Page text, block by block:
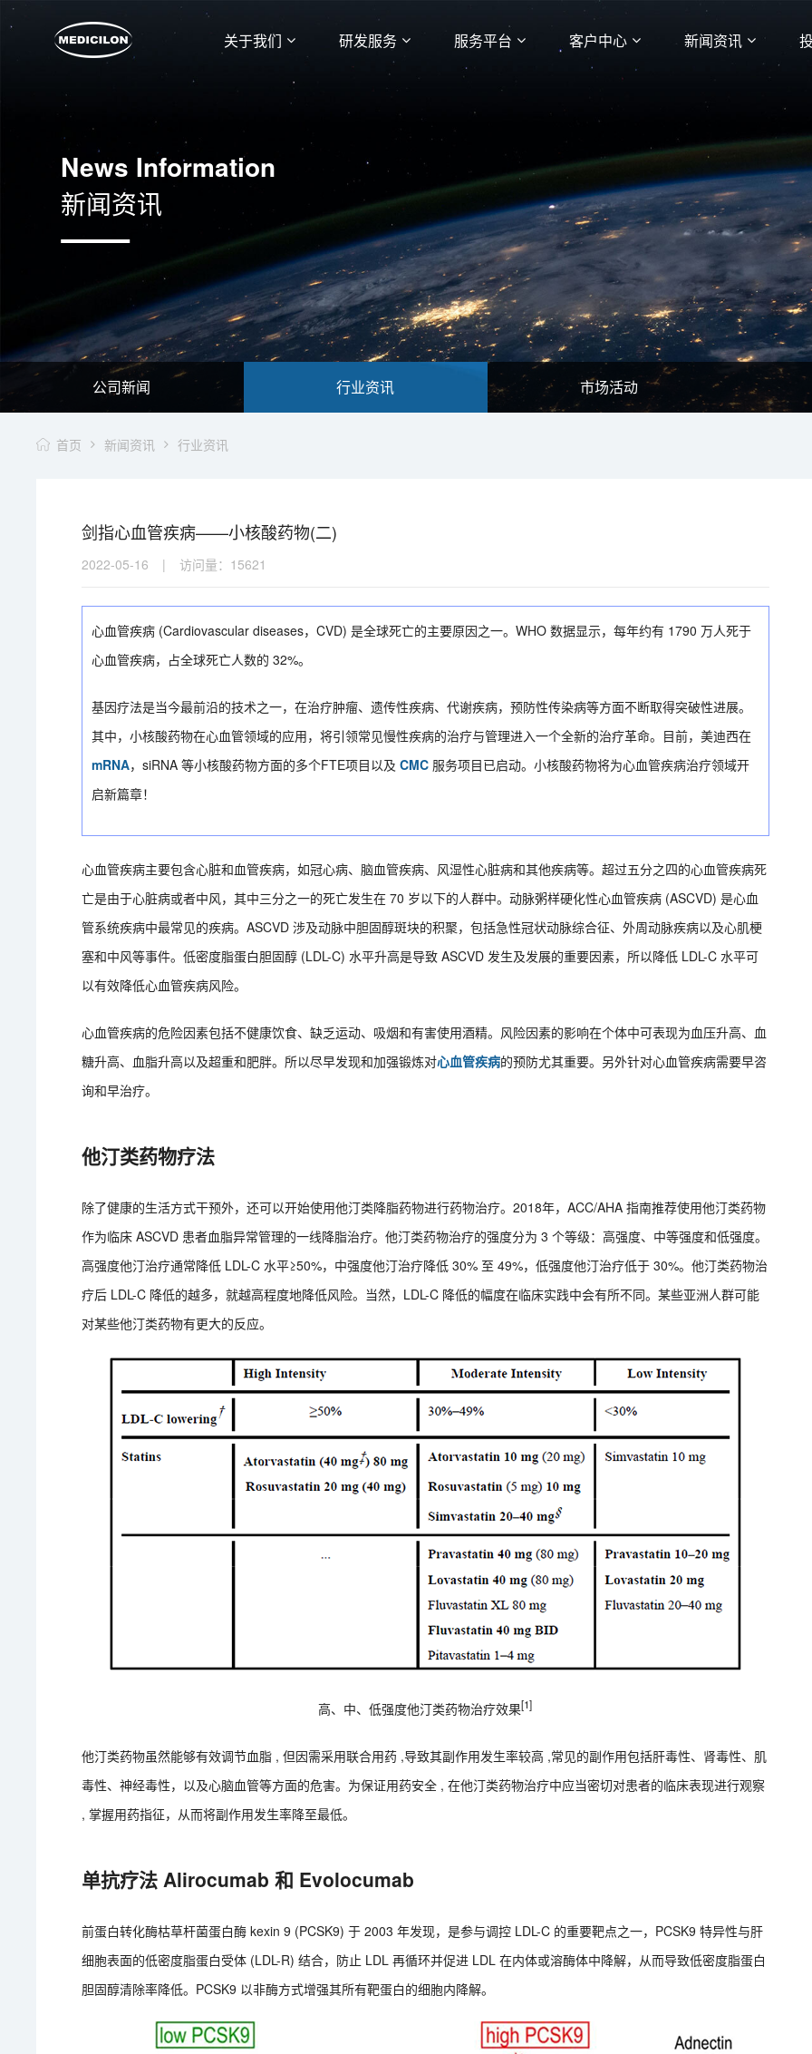
关于我们 研发服务 服务平台 客户中心 新闻资讯
News Information
新闻资讯
公司新闻 行业资讯 市场活动
首页 新闻资讯 行业资讯
剑指心血管疾病——小核酸药物(二)
2022-05-16 | 访问量： 15621
心血管疾病 (Cardiovascular diseases，CVD) 是全球死亡的主要原因之一。WHO 数据显示，每年约有 1790 万人死于
心血管疾病，占全球死亡人数的 32%。
基因疗法是当今最前沿的技术之一，在治疗肿瘤、遗传性疾病、代谢疾病，预防性传染病等方面不断取得突破性进展。
其中，小核酸药物在心血管领域的应用，将引领常见慢性疾病的治疗与管理进入一个全新的治疗革命。目前，美迪西在
mRNA，siRNA 等小核酸药物方面的多个FTE项目以及CMC 服务项目已启动。小核酸药物将为心血管疾病治疗领域开
启新篇章！
心血管疾病主要包含心脏和血管疾病，如冠心病、脑血管疾病、风湿性心脏病和其他疾病等。超过五分之四的心血管疾病死
亡是由于心脏病或者中风，其中三分之一的死亡发生在 70 岁以下的人群中。动脉粥样硬化性心血管疾病 (ASCVD) 是心血
管系统疾病中最常见的疾病。ASCVD 涉及动脉中胆固醇斑块的积聚，包括急性冠状动脉综合征、外周动脉疾病以及心肌梗
塞和中风等事件。低密度脂蛋白胆固醇 (LDL-C) 水平升高是导致 ASCVD 发生及发展的重要因素，所以降低 LDL-C 水平可
以有效降低心血管疾病风险。
心血管疾病的危险因素包括不健康饮食、缺乏运动、吸烟和有害使用酒精。风险因素的影响在个体中可表现为血压升高、血
糖升高、血脂升高以及超重和肥胖。所以尽早发现和加强锻炼对心血管疾病的预防尤其重要。另外针对心血管疾病需要早咨
询和早治疗。
他汀类药物疗法
除了健康的生活方式干预外，还可以开始使用他汀类降脂药物进行药物治疗。2018年，ACC/AHA 指南推荐使用他汀类药物
作为临床 ASCVD 患者血脂异常管理的一线降脂治疗。他汀类药物治疗的强度分为 3 个等级：高强度、中等强度和低强度。
高强度他汀治疗通常降低 LDL-C 水平≥50%，中强度他汀治疗降低 30% 至 49%，低强度他汀治疗低于 30%。他汀类药物治
疗后 LDL-C 降低的越多，就越高程度地降低风险。当然，LDL-C 降低的幅度在临床实践中会有所不同。某些亚洲人群可能
对某些他汀类药物有更大的反应。
高、中、低强度他汀类药物治疗效果[1]
他汀类药物虽然能够有效调节血脂 , 但因需采用联合用药 ,导致其副作用发生率较高 ,常见的副作用包括肝毒性、肾毒性、肌
毒性、神经毒性，以及心脑血管等方面的危害。为保证用药安全 , 在他汀类药物治疗中应当密切对患者的临床表现进行观察
, 掌握用药指征，从而将副作用发生率降至最低。
单抗疗法 Alirocumab 和 Evolocumab
前蛋白转化酶枯草杆菌蛋白酶 kexin 9 (PCSK9) 于 2003 年发现，是参与调控 LDL-C 的重要靶点之一，PCSK9 特异性与肝
细胞表面的低密度脂蛋白受体 (LDL-R) 结合，防止 LDL 再循环并促进 LDL 在内体或溶酶体中降解，从而导致低密度脂蛋白
胆固醇清除率降低。PCSK9 以非酶方式增强其所有靶蛋白的细胞内降解。